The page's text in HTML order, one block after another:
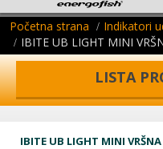
Početna strana Indikatori
IBITE UB LIGHT MINI
LISTA
IBITE UB LIGHT MINI